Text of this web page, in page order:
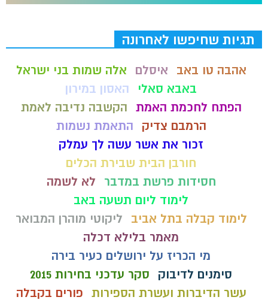
תגיות שחיפשו לאחרונה
אהבה טו באב איסלם
אלה שמות בני ישראל
באבא סאלי
האסון במירון
הפתח לחכמת האמת הקשבה נדיבה לאמת
הרמבם צדיק
התאמת נשמות
זכור את אשר עשה לך עמלק
חורבן הבית שבירת הכלים
חסידות פרשת במדבר
לא לשמה
לימוד ליום תשעה באב
לימוד קבלה בתל אביב
ליקוטי מוהרן המבואר
מאמר בלילא דכלה
מי הכריז על ירושלים כעיר בירה
סימנים לדיבוק
סקר עדכני בחירות 2015
עשר הדיברות ועשרת הספירות פורים בקבלה